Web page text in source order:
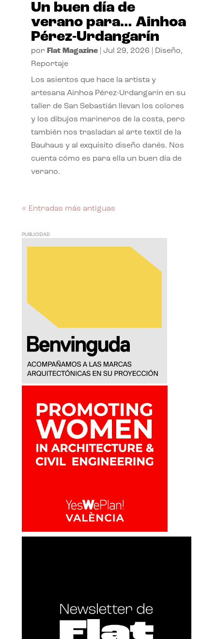
Un buen día de
verano para… Ainhoa
Pérez-Urdangarín
por Flat Magazine| Jul 29, 2026 Diseño,
Reportaje
Los asientos que hace la artista y
artesana Ainhoa Pérez-Urdangarín en su
taller de San Sebastián llevan los colores
y los dibujos marineros de la costa, pero
también nos trasladan al arte textil de la
Bauhaus y al exquisito diseño danés. Nos
cuenta cómo es para ella un buen día de
verano.
« Entradas más antiguas
PUBLICIDAD